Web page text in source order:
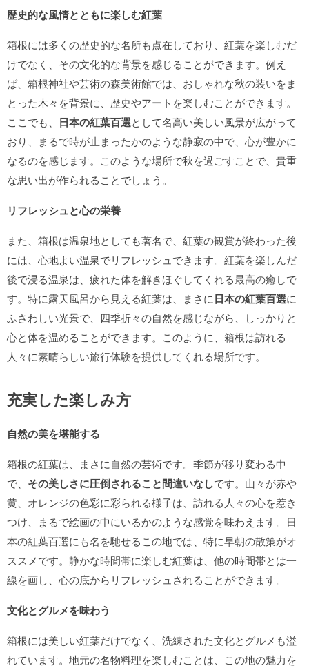
歴史的な風情とともに楽しむ紅葉
箱根には多くの歴史的な名所も点在しており、紅葉を楽しむだ
けでなく、その文化的な背景を感じることができます。例え
ば、箱根神社や芸術の森美術館では、おしゃれな秋の装いをま
とった木々を背景に、歴史やアートを楽しむことができます。
ここでも、 日本の紅葉百選として名高い美しい風景が広がって
おり、まるで時が止まったかのような静寂の中で、心が豊かに
なるのを感じます。このような場所で秋を過ごすことで、貴重
な思い出が作られることでしょう。
リフレッシュと心の栄養
また、箱根は温泉地としても著名で、紅葉の観賞が終わった後
には、心地よい温泉でリフレッシュできます。紅葉を楽しんだ
後で浸る温泉は、疲れた体を解きほぐしてくれる最高の癒しで
す。特に露天風呂から見える紅葉は、まさに日本の紅葉百選に
ふさわしい光景で、四季折々の自然を感じながら、しっかりと
心と体を温めることができます。このように、箱根は訪れる
人々に素晴らしい旅行体験を提供してくれる場所です。
充実した楽しみ方
自然の美を堪能する
箱根の紅葉は、まさに自然の芸術です。季節が移り変わる中
で、 その美しさに圧倒されること間違いなしです。山々が赤や
黄、オレンジの色彩に彩られる様子は、訪れる人々の心を惹き
つけ、まるで絵画の中にいるかのような感覚を味わえます。日
本の紅葉百選にも名を馳せるこの地では、特に早朝の散策がオ
ススメです。静かな時間帯に楽しむ紅葉は、他の時間帯とは一
線を画し、心の底からリフレッシュされることができます。
文化とグルメを味わう
箱根には美しい紅葉だけでなく、洗練された文化とグルメも溢
れています。地元の名物料理を楽しむことは、この地の魅力を